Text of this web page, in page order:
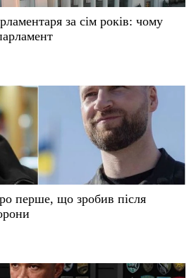
за сім років: чому
перше, що зробив після